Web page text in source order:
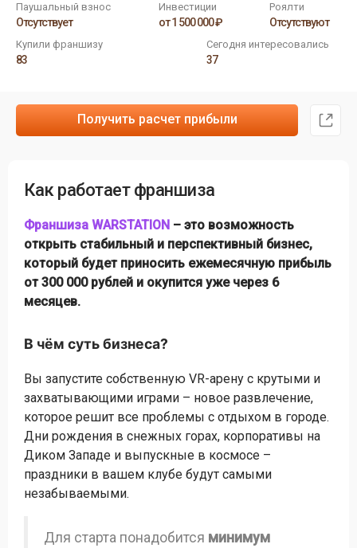
Паушальный взнос
Отсутствует
Инвестиции
от 1 500 000 ₽
Роялти
Отсутствуют
Купили франшизу
83
Сегодня интересовались
37
Получить расчет прибыли
Как работает франшиза
Франшиза WARSTATION – это возможность
открыть стабильный и перспективный бизнес,
который будет приносить ежемесячную прибыль
от 300 000 рублей и окупится уже через 6
месяцев.
В чём суть бизнеса?
Вы запустите собственную VR-арену с крутыми и
захватывающими играми – новое развлечение,
которое решит все проблемы с отдыхом в городе.
Дни рождения в снежных горах, корпоративы на
Диком Западе и выпускные в космосе –
праздники в вашем клубе будут самыми
незабываемыми.
Для старта понадобится минимум